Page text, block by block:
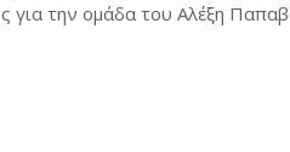
για την ομάδα του Αλέξη